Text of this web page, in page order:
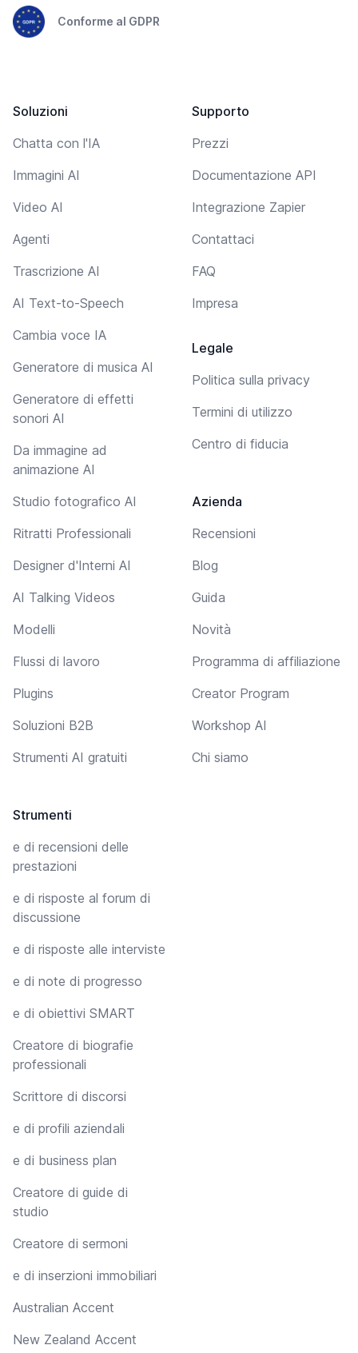
Conforme al GDPR
Soluzioni
Chatta con l'IA
Immagini AI
Video AI
Agenti
Trascrizione AI
AI Text-to-Speech
Cambia voce IA
Generatore di musica AI
Generatore di effetti
sonori AI
Da immagine ad
animazione AI
Studio fotografico AI
Ritratti Professionali
Designer d'Interni AI
AI Talking Videos
Modelli
Flussi di lavoro
Plugins
Soluzioni B2B
Strumenti AI gratuiti
Strumenti
e di recensioni delle
prestazioni
e di risposte al forum di
discussione
e di risposte alle interviste
e di note di progresso
e di obiettivi SMART
Creatore di biografie
professionali
Scrittore di discorsi
e di profili aziendali
e di business plan
Creatore di guide di
studio
Creatore di sermoni
e di inserzioni immobiliari
Australian Accent
New Zealand Accent
Supporto
Prezzi
Documentazione API
Integrazione Zapier
Contattaci
FAQ
Impresa
Legale
Politica sulla privacy
Termini di utilizzo
Centro di fiducia
Azienda
Recensioni
Blog
Guida
Novità
Programma di affiliazione
Creator Program
Workshop AI
Chi siamo